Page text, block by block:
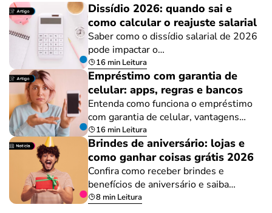
Dissídio 2026: quando sai e
como calcular o reajuste salarial
Saber como o dissídio salarial de 2026
pode impactar o…
16 min Leitura
Empréstimo com garantia de
celular: apps, regras e bancos
Entenda como funciona o empréstimo
com garantia de celular, vantagens…
16 min Leitura
Brindes de aniversário: lojas e
como ganhar coisas grátis 2026
Confira como receber brindes e
benefícios de aniversário e saiba…
8 min Leitura